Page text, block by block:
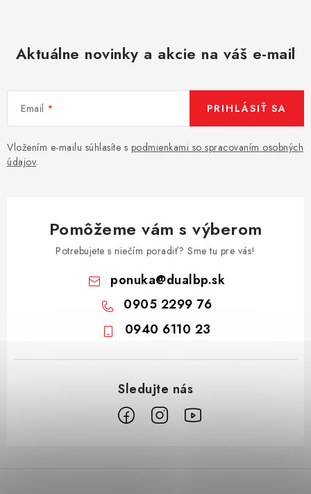
Aktuálne novinky a akcie na váš e-mail
Email
Vložením e-mailu súhlasíte s podmienkami so spracovaním osobných
údajov.
PRIHLÁSIŤ SA
Pomôžeme vám s výberom
Potrebujete s niečím poradiť? Sme tu pre vás!
ponuka@dualbp.sk
0905 2299 76
0940 6110 23